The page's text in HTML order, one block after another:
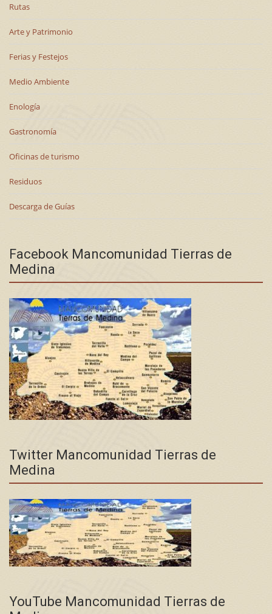
Rutas
Arte y Patrimonio
Ferias y Festejos
Medio Ambiente
Enología
Gastronomía
Oficinas de turismo
Residuos
Descarga de Guías
Facebook Mancomunidad Tierras de
Medina
Twitter Mancomunidad Tierras de
Medina
YouTube Mancomunidad Tierras de